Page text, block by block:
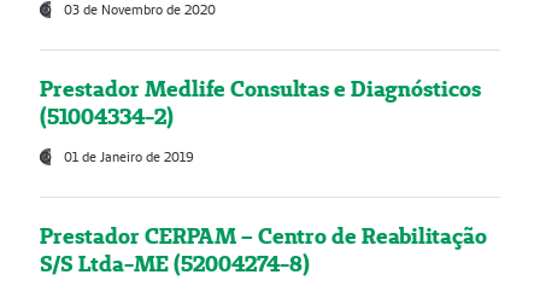
03 de Novembro de 2020
Prestador Medlife Consultas e Diagnósticos
(51004334-2)
01 de Janeiro de 2019
Prestador CERPAM – Centro de Reabilitação
S/S Ltda-ME (52004274-8)